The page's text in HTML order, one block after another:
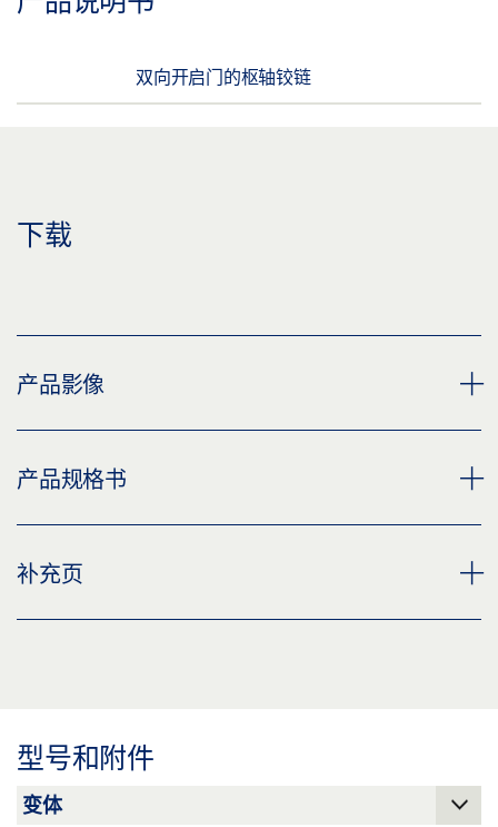
双向开启门的枢轴铰链
下载
产品影像
轴铰链型号 DB 组合
标签义务: © GEZE GmbH
产品规格书
双向开启门的枢轴铰链 产品规格书 ZH
补充页
型号和附件